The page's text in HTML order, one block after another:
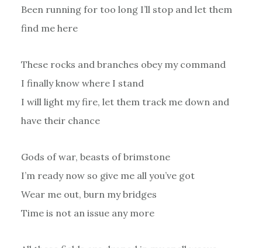
Been running for too long I’ll stop and let them
find me here
These rocks and branches obey my command
I finally know where I stand
I will light my fire, let them track me down and
have their chance
Gods of war, beasts of brimstone
I’m ready now so give me all you’ve got
Wear me out, burn my bridges
Time is not an issue any more